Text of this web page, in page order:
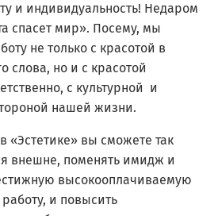
и индивидуальность! Недаром
спасет мир». Посему, мы
не только с красотой в
слова, но и с красотой
с культурной и
нашей жизни.
«Эстетике» вы сможете так
внешне, поменять имидж и
высокооплачиваемую
и повысить